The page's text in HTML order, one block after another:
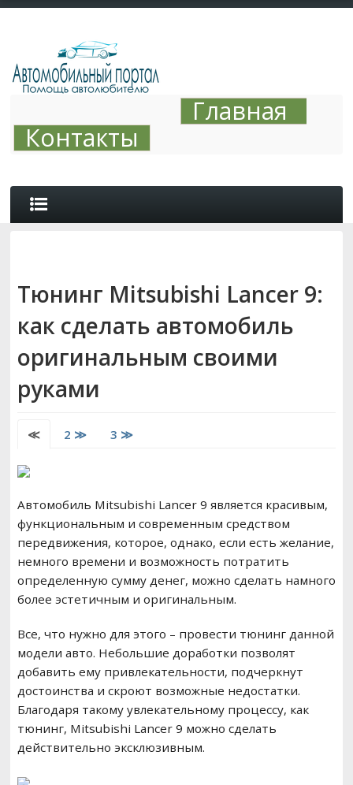
Главная
Контакты
СОВЕТЫ
Тюнинг Mitsubishi Lancer 9:
как сделать автомобиль
оригинальным своими
руками
≪ 2 ≫ 3 ≫
Автомобиль Mitsubishi Lancer 9 является красивым,
функциональным и современным средством
передвижения, которое, однако, если есть желание,
немного времени и возможность потратить
определенную сумму денег, можно сделать намного
более эстетичным и оригинальным.
Все, что нужно для этого – провести тюнинг данной
модели авто. Небольшие доработки позволят
добавить ему привлекательности, подчеркнут
достоинства и скроют возможные недостатки.
Благодаря такому увлекательному процессу, как
тюнинг, Mitsubishi Lancer 9 можно сделать
действительно эксклюзивным.